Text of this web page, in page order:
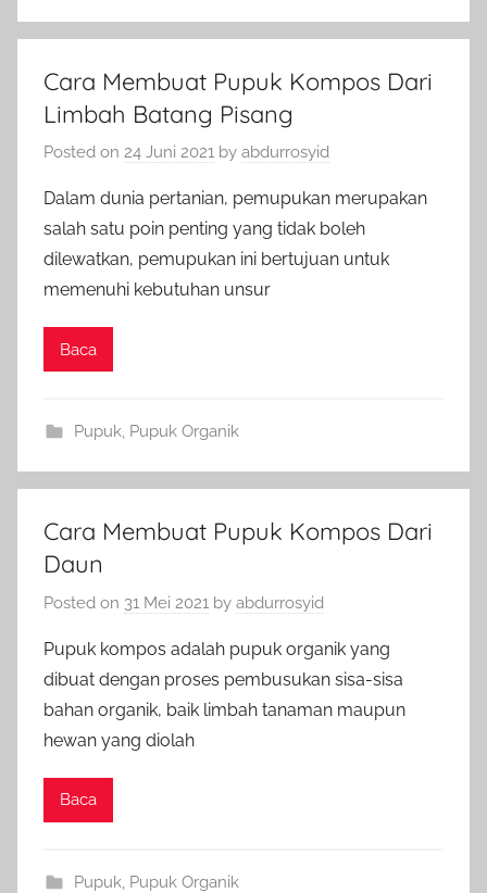
Cara Membuat Pupuk Kompos Dari
Limbah Batang Pisang
Posted on 24 Juni 2021 by abdurrosyid
Dalam dunia pertanian, pemupukan merupakan
salah satu poin penting yang tidak boleh
dilewatkan, pemupukan ini bertujuan untuk
memenuhi kebutuhan unsur
Baca
Pupuk, Pupuk Organik
Cara Membuat Pupuk Kompos Dari
Daun
Posted on 31 Mei 2021 by abdurrosyid
Pupuk kompos adalah pupuk organik yang
dibuat dengan proses pembusukan sisa-sisa
bahan organik, baik limbah tanaman maupun
hewan yang diolah
Baca
Pupuk, Pupuk Organik